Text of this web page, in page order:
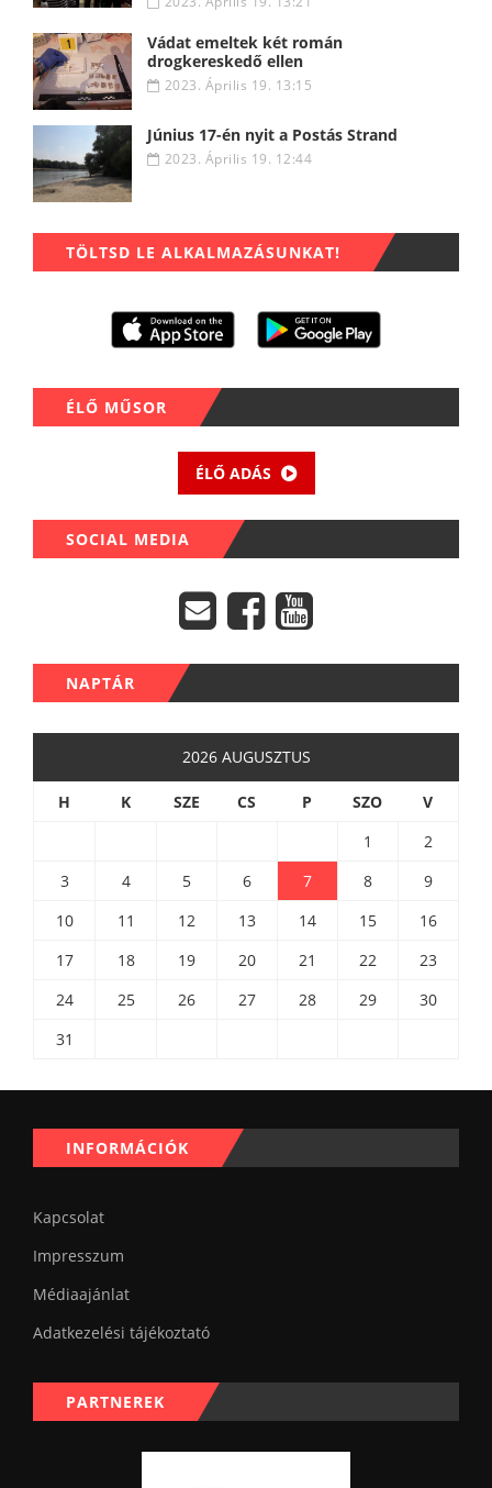
Vádat emeltek két román
drogkereskedő ellen
2023. Április 19. 13:15
Június 17-én nyit a Postás Strand
2023. Április 19. 12:44
TÖLTSD LE ALKALMAZÁSUNKAT!
ÉLŐ MŰSOR
ÉLŐ ADÁS
SOCIAL MEDIA
NAPTÁR
2026 AUGUSZTUS
H K SZE CS P SZO
V
1
2
3
4 5 6 7 8
9
10
11 12 13 14 15
16
17
18 19 20 21 22
23
24
25 26 27 28 29
30
31
INFORMÁCIÓK
Kapcsolat
Impresszum
Médiaajánlat
Adatkezelési tájékoztató
PARTNEREK